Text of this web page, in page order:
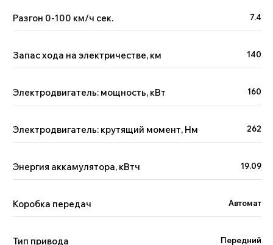
Разгон 0-100 км/ч сек. 7.4
Запас хода на электричестве, км 140
Электродвигатель: мощность, кВт 160
Электродвигатель: крутящий момент, Нм 262
Энергия аккамулятора, кВтч 19.09
Коробка передач Автомат
Тип привода Передний
Отзывы наших клиентов
Geely, GAC,
Chery
Расширили географию
GAC GS8
HYBRID